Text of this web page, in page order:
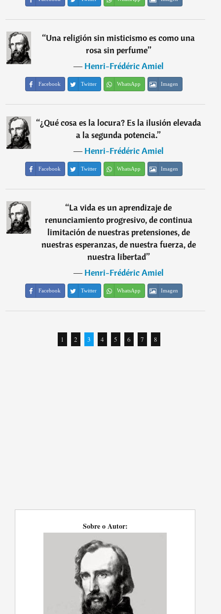
“Una religión sin misticismo es como una
rosa sin perfume”
―Henri-Frédéric Amiel
Facebook Twitter WhatsApp Imagen
“¿Qué cosa es la locura? Es la ilusión elevada
a la segunda potencia.”
―Henri-Frédéric Amiel
Facebook Twitter WhatsApp Imagen
“La vida es un aprendizaje de
renunciamiento progresivo, de continua
limitación de nuestras pretensiones, de
nuestras esperanzas, de nuestra fuerza, de
nuestra libertad”
―Henri-Frédéric Amiel
Facebook Twitter WhatsApp Imagen
1 2 3 4 5 6 7 8
Sobre o Autor: